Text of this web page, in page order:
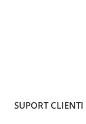
Science Fiction
SUPORT CLIENTI